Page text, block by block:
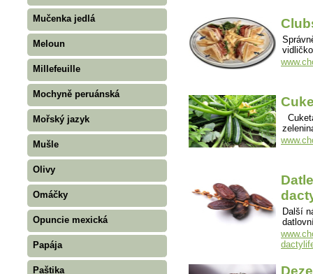
Mučenka jedlá
Meloun
Millefeuille
Mochyně peruánská
Mořský jazyk
Mušle
Olivy
Omáčky
Opuncie mexická
Papája
Paštika
Další